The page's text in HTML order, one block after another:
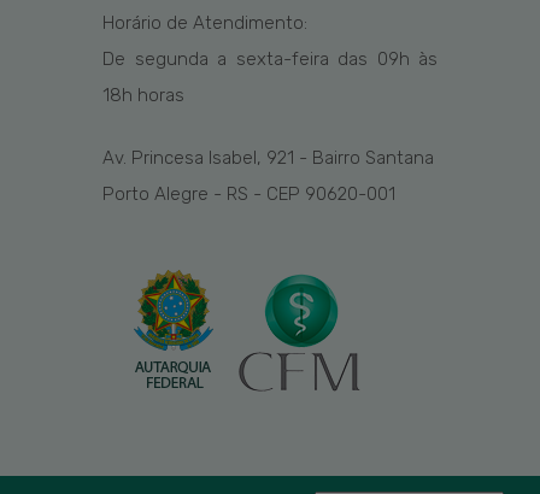
Horário de Atendimento:
De segunda a sexta-feira das 09h às
18h horas
Av. Princesa Isabel, 921 - Bairro Santana
Porto Alegre - RS - CEP 90620-001